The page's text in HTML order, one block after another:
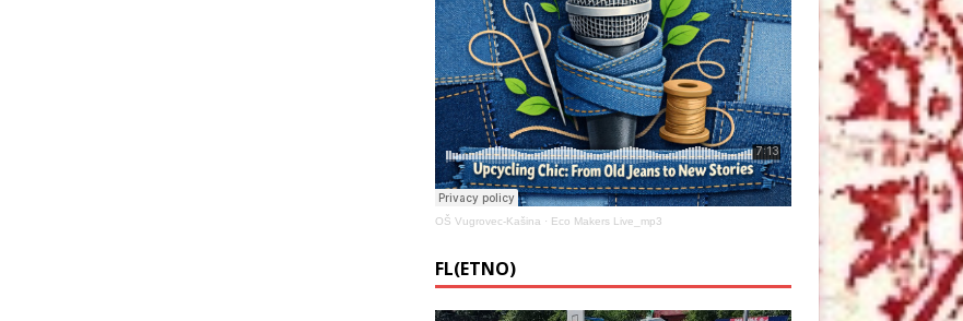
OŠ Vugrovec-Kašina · Eco Makers Live_mp3
FL(ETNO)